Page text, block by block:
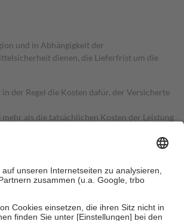
und in Abhängigkeit der
dienen, die Lieferfrist um die
der Regel die Kosten dafür, der Versicherte
mehr als die tatsächlichen Kosten der Leistung